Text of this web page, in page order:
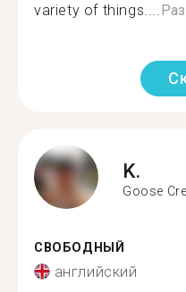
variety of things....
K.
Goose
СВОБОДНЫЙ
английский